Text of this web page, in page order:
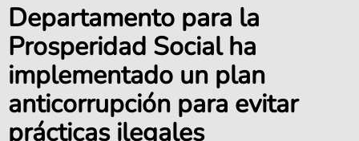
Departamento para la
Prosperidad Social ha
implementado un plan
anticorrupción para evitar
prácticas ilegales